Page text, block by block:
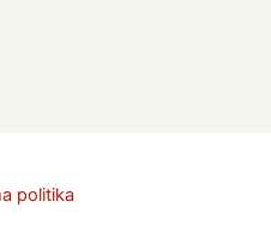
politika